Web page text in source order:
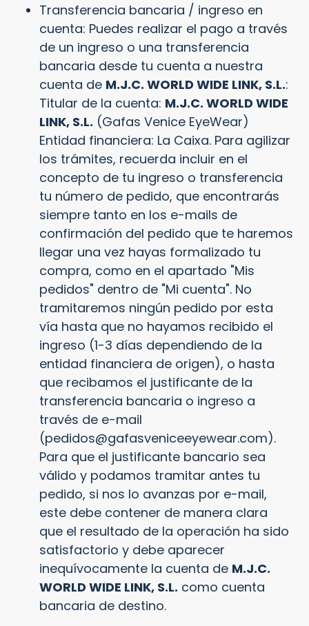
Transferencia bancaria / ingreso en
cuenta: Puedes realizar el pago a través
de un ingreso o una transferencia
bancaria desde tu cuenta a nuestra
cuenta de M.J.C. WORLD WIDE LINK, S.L.:
Titular de la cuenta: M.J.C. WORLD WIDE
LINK, S.L. (Gafas Venice EyeWear)
Entidad financiera: La Caixa. Para agilizar
los trámites, recuerda incluir en el
concepto de tu ingreso o transferencia
tu número de pedido, que encontrarás
siempre tanto en los e-mails de
confirmación del pedido que te haremos
llegar una vez hayas formalizado tu
compra, como en el apartado "Mis
pedidos" dentro de "Mi cuenta". No
tramitaremos ningún pedido por esta
vía hasta que no hayamos recibido el
ingreso (1-3 días dependiendo de la
entidad financiera de origen), o hasta
que recibamos el justificante de la
transferencia bancaria o ingreso a
través de e-mail
(pedidos@gafasveniceeyewear.com).
Para que el justificante bancario sea
válido y podamos tramitar antes tu
pedido, si nos lo avanzas por e-mail,
este debe contener de manera clara
que el resultado de la operación ha sido
satisfactorio y debe aparecer
inequívocamente la cuenta de M.J.C.
WORLD WIDE LINK, S.L. como cuenta
bancaria de destino.